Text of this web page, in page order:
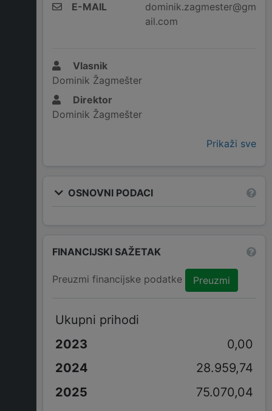
E-MAIL
dominik.zagmester@gm
ail.com
Vlasnik
Dominik Žagmešter
Direktor
Dominik Žagmešter
Prikaži sve
OSNOVNI PODACI
FINANCIJSKI SAŽETAK
Preuzmi financijske podatke Preuzmi
Ukupni prihodi
0,00
28.959,74
75.070,04